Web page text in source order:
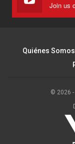
Join us
Quiénes Somos
© 2026